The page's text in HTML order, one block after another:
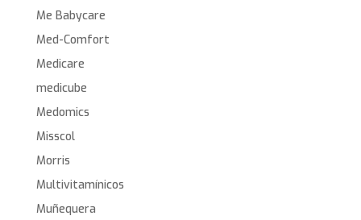
Me Babycare
Med-Comfort
Medicare
medicube
Medomics
Misscol
Morris
Multivitamínicos
Muñequera